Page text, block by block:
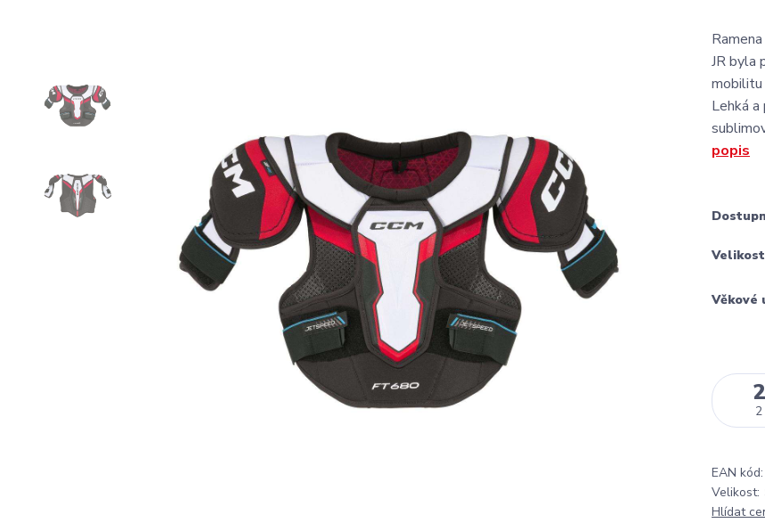
JR byla
mobilitu
Lehká
popis
Velikost
Věkové
EAN kód:
Velikost:
Hlídat